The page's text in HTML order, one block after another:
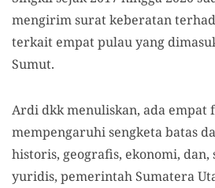
mengirim surat keberatan
terkait empat pulau yang
Sumut.
Ardi dkk menuliskan, ada empat
mempengaruhi sengketa batas
historis, geografis, ekonomi, dan,
yuridis, pemerintah Sumatera